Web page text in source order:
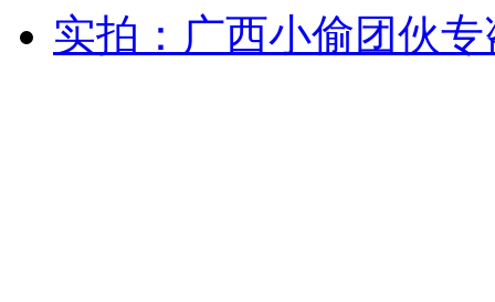
女孩北京地铁殴打老人 痛下狠手拳打脚踢
实拍：广西小偷团伙